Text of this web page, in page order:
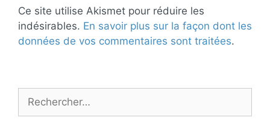
Ce site utilise Akismet pour réduire les
indésirables. En savoir plus sur la façon dont les
données de vos commentaires sont traitées.
Rechercher :